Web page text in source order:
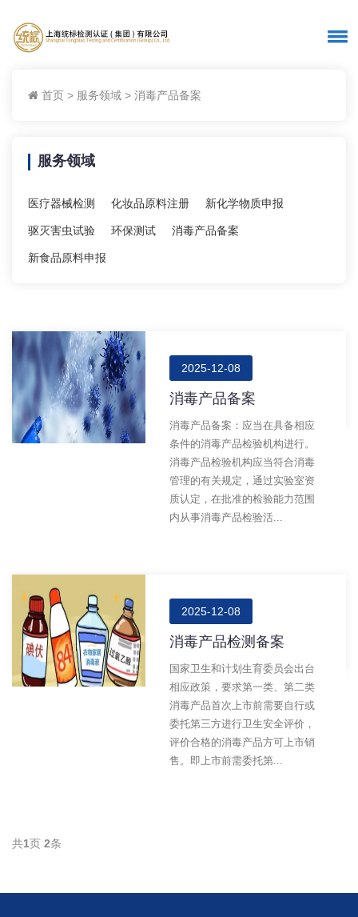
首页 > 服务领域 > 消毒产品备案
服务领域
医疗器械检测 化妆品原料注册 新化学物质申报
驱灭害虫试验 环保测试 消毒产品备案
新食品原料申报
2025-12-08
消毒产品备案
消毒产品备案：应当在具备相应
条件的消毒产品检验机构进行。
消毒产品检验机构应当符合消毒
管理的有关规定，通过实验室资
质认定，在批准的检验能力范围
内从事消毒产品检验活...
2025-12-08
消毒产品检测备案
国家卫生和计划生育委员会出台
相应政策，要求第一类、第二类
消毒产品首次上市前需要自行或
委托第三方进行卫生安全评价，
评价合格的消毒产品方可上市销
售。即上市前需委托第...
共1页 2条